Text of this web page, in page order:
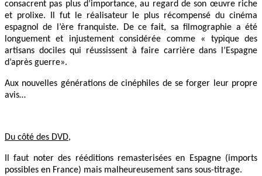
consacrent pas plus d’importance, au regard de son œuvre riche
et prolixe. Il fut le réalisateur le plus récompensé du cinéma
espagnol de l’ère franquiste. De ce fait, sa filmographie a été
longuement et injustement considérée comme « typique des
artisans dociles qui réussissent à faire carrière dans l’Espagne
d’après guerre».
Aux nouvelles générations de cinéphiles de se forger leur propre
avis…
Du côté des DVD,
Il faut noter des rééditions remasterisées en Espagne (imports
possibles en France) mais malheureusement sans sous-titrage.